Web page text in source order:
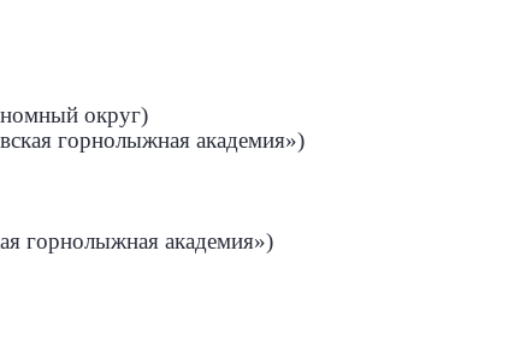
округ)
горнолыжная академия»)
горнолыжная академия»)